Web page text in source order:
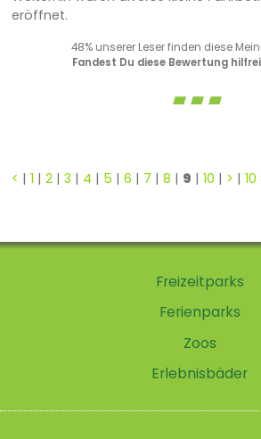
eröffnet.
48% unserer Leser finden diese
Fandest Du diese Bewertung
< | 1 | 2| 3 | 4 | 5 | 6 | 7 | 8 | 9 | 10 | > |
Freizeitparks
Ferienparks
Zoos
Erlebnisbäder